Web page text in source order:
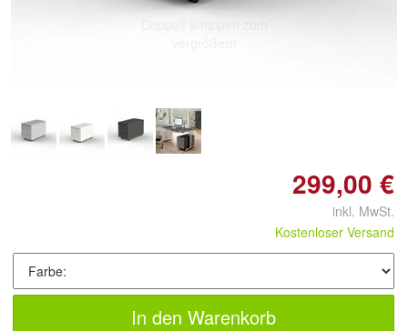
299,00 €
inkl. MwSt.
Kostenloser Versand
In den Warenkorb